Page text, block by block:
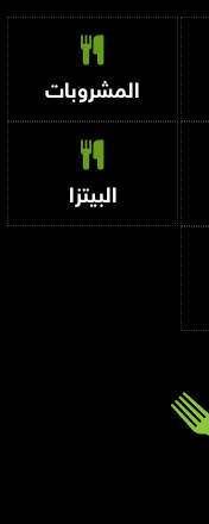
المشروبات
البيتزا